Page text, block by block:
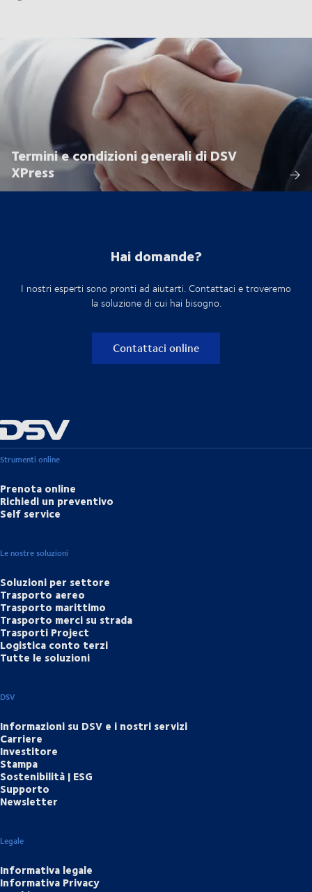
Termini e condizioni generali di DSV
XPress
Hai domande?
I nostri esperti sono pronti ad aiutarti. Contattaci e troveremo
la soluzione di cui hai bisogno.
Contattaci online
Strumenti online
Prenota online
Richiedi un preventivo
Self service
Le nostre soluzioni
Soluzioni per settore
Trasporto aereo
Trasporto marittimo
Trasporto merci su strada
Trasporti Project
Logistica conto terzi
Tutte le soluzioni
DSV
Informazioni su DSV e i nostri servizi
Carriere
Investitore
Stampa
Sostenibilità | ESG
Supporto
Newsletter
Legale
Informativa legale
Informativa Privacy